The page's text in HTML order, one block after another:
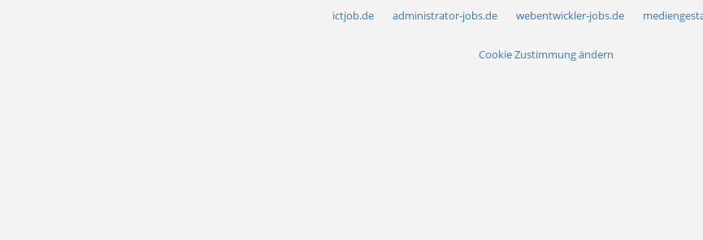
ictjob.de administrator-jobs.de webentwickler-jobs.de
Cookie Zustimmung ändern